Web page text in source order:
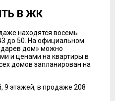
В ЖК
находятся восемь
до 50. На официальном
дом» можно
и ценами на квартиры в
домов запланирован на
9 этажей, в продаже 208